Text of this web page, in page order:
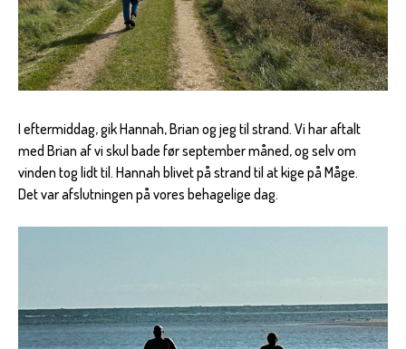
I eftermiddag, gik Hannah, Brian og jeg til strand. Vi har aftalt
med Brian af vi skul bade før september måned, og selv om
vinden tog lidt til. Hannah blivet på strand til at kige på Måge.
Det var afslutningen på vores behagelige dag.